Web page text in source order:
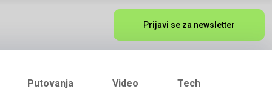
Prijavi se za newsletter
Putovanja Video Tech